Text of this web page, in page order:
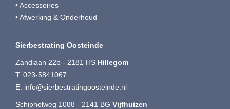
• Accessoires
• Afwerking & Onderhoud
Sierbestrating Oosteinde
Zandlaan 22b - 2181 HS Hillegom
T: 023-5841067
E: info@sierbestratingoosteinde.nl
Schipholweg 1088 - 2141 BG Vijfhuizen